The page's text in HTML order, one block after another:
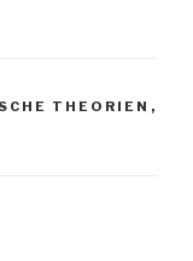
THEORIEN ,